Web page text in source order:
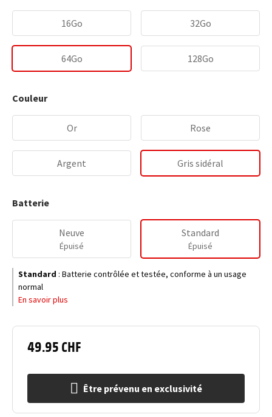
49.95 CHF
Être prévenu en exclusivité
16Go 32Go
64Go 128Go
Couleur
Or Rose
Argent Gris sidéral
Batterie
Neuve
Épuisé
Standard
Épuisé
Standard : Batterie contrôlée et testée, conforme à un usage
normal
En savoir plus